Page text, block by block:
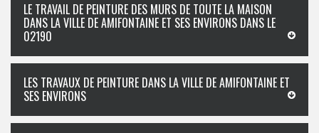
LE TRAVAIL DE PEINTURE DES MURS DE TOUTE LA MAISON
DANS LA VILLE DE AMIFONTAINE ET SES ENVIRONS DANS LE
02190
LES TRAVAUX DE PEINTURE DANS LA VILLE DE AMIFONTAINE ET
SES ENVIRONS